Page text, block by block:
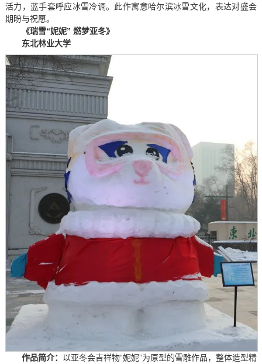
活力，蓝手套呼应冰雪冷调。此作寓意哈尔滨冰雪文化，表达对盛会
期盼与祝愿。
《瑞雪“妮妮” 燃梦亚冬》
东北林业大学
作品简介： 以亚冬会吉祥物“妮妮”为原型的雪雕作品，整体造型精